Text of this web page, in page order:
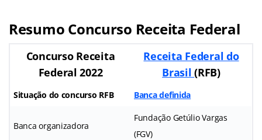
Resumo Concurso Receita Federal
Concurso Receita
Federal 2022
Receita Federal do
Brasil(RFB)
Situação do concurso RFB Banca definida
Banca organizadora
Fundação Getúlio Vargas
(FGV)